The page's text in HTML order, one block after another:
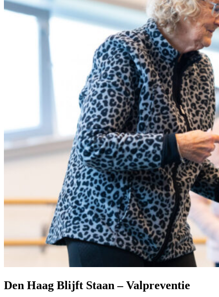
Den Haag Blijft Staan – Valpreventie